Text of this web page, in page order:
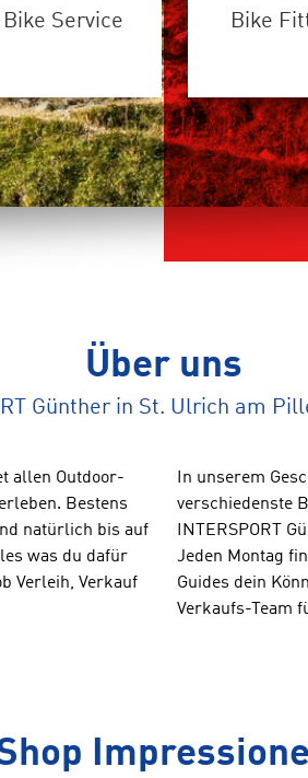
Bike Service Bike
Über uns
Günther in St. Ulrich am
allen Outdoor-
Bestens
natürlich bis auf
was du dafür
Verleih, Verkauf
In unserem
verschiedenste
INTERSPORT
Jeden Montag
Guides dein
Verkaufs-Team